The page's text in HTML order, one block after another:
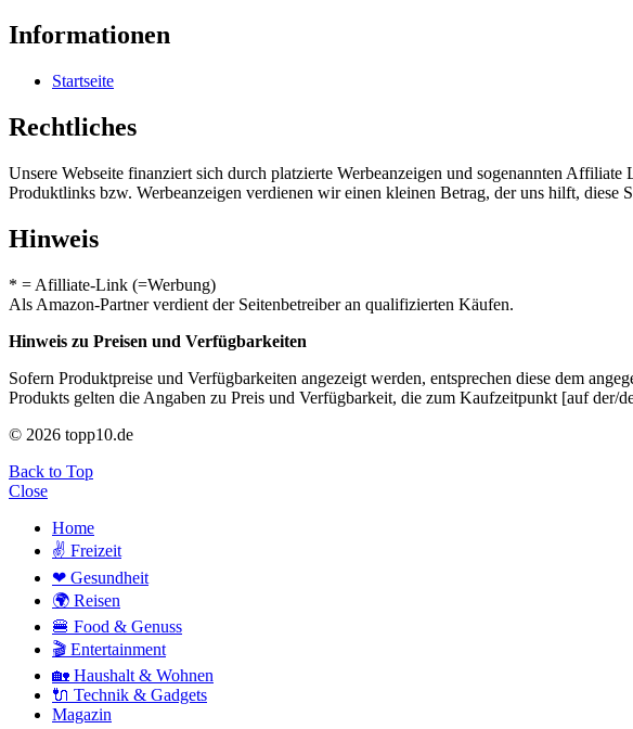
Informationen
Startseite
Rechtliches
Unsere Webseite finanziert sich durch platzierte Werbeanzeigen und sogenannten
Produktlinks bzw. Werbeanzeigen verdienen wir einen kleinen Betrag, der uns hilft, diese
Hinweis
* = Afilliate-Link (=Werbung)
Als Amazon-Partner verdient der Seitenbetreiber an qualifizierten Käufen.
Hinweis zu Preisen und Verfügbarkeiten
Sofern Produktpreise und Verfügbarkeiten angezeigt werden, entsprechen diese dem
Produkts gelten die Angaben zu Preis und Verfügbarkeit, die zum Kaufzeitpunkt [auf der/
© 2026 topp10.de
Back to Top
Close
Home
✌ Freizeit
❤ Gesundheit
🌍 Reisen
🍔 Food & Genuss
🎬 Entertainment
🏡 Haushalt & Wohnen
🔌 Technik & Gadgets
Magazin